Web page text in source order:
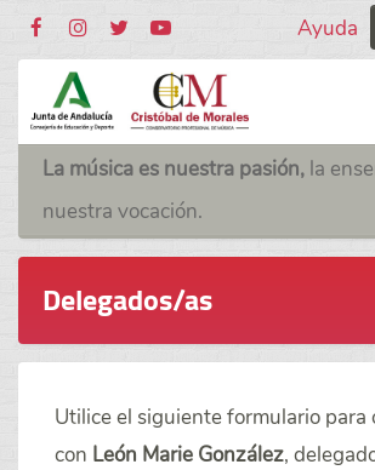
Ayuda
La música es nuestra pasión, la
nuestra vocación.
Delegados/as
Utilice el siguiente formulario para
con León Marie González,